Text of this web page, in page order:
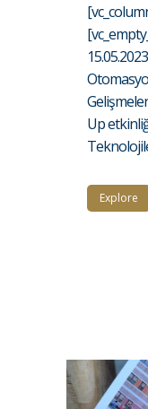
Up
Explore